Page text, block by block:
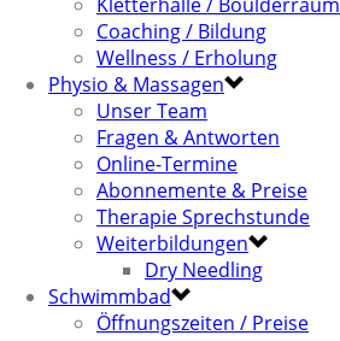
Coaching / Bildung
Wellness / Erholung
Physio & Massagen
Unser Team
Fragen & Antworten
Online-Termine
Abonnemente & Preise
Therapie Sprechstunde
Weiterbildungen
Dry Needling
Schwimmbad
Öffnungszeiten / Preise